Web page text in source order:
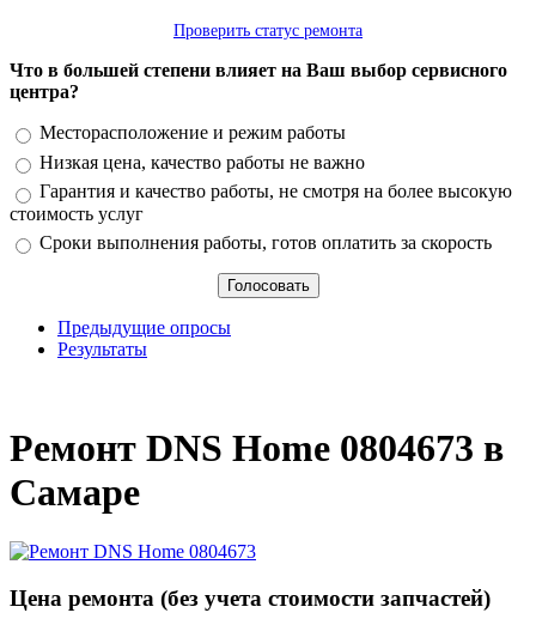
Проверить статус ремонта
Что в большей степени влияет на Ваш выбор сервисного
центра?
Варианты
Месторасположение и режим работы
Низкая цена, качество работы не важно
Гарантия и качество работы, не смотря на более высокую
стоимость услуг
Сроки выполнения работы, готов оплатить за скорость
Предыдущие опросы
Результаты
Ремонт DNS Home 0804673 в
Самаре
Цена ремонта (без учета стоимости запчастей)